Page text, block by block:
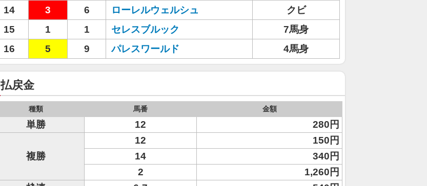
14
3 6 ローレルウェルシュ
クビ
15
1 1 セレスブルック
7馬身
16
5 9 パレスワールド 4馬身
払戻金
種類 馬番 金額
単勝 12 280円
複勝
12
150円
14
340円
2
1,260円